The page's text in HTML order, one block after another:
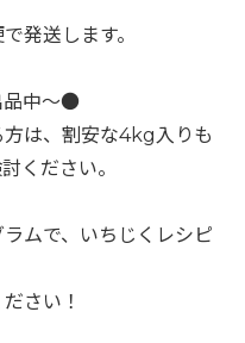
発送します。
品中～●
は、割安な4kg入りも
ください。
ムで、いちじくレシピ
さい！